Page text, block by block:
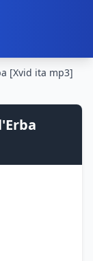
[Xvid ita mp3]